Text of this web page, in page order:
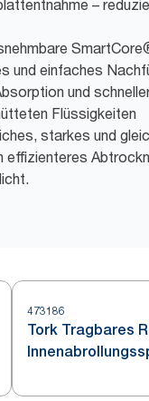
–
und einfaches
und
Flüssigkeiten
starkes und
effizienteres
473186
Tork Tragbares